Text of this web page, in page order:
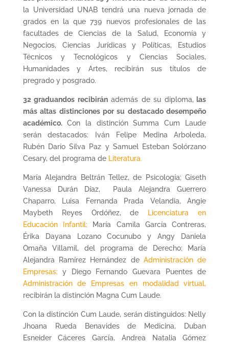
la Universidad UNAB tendrá una nueva jornada de
grados en la que 739 nuevos profesionales de las
facultades de Ciencias de la Salud, Economía y
Negocios, Ciencias Jurídicas y Políticas, Estudios
Técnicos y Tecnológicos y Ciencias Sociales,
Humanidades y Artes, recibirán sus títulos de
pregrado y posgrado.
32 graduandos recibiránademás de su diploma, las
más altas distinciones por su destacado desempeño
académico. Con la distinción Summa Cum Laude
serán destacados: Iván Felipe Medina Arboleda,
Rubén Darío Silva Paz y Samuel Esteban Solórzano
Cesary, del programa de Literatura.
María Alejandra Beltrán Tellez, de Psicología; Giseth
Vanessa Durán Díaz, Paula Alejandra Guerrero
Chaparro, Luisa Fernanda Prada Velandia, Angie
Maybeth Reyes Ordóñez, de
Licenciatura en
Educación Infantil; María Camila García Contreras,
Érika Dayana Lozano Cocunubo y Angy Daniela
Omaña Villamil, del programa de Derecho; María
Alejandra Ramírez Hernández de Administración de
Empresas; y Diego Fernando Guevara Puentes de
Administración de Empresas en modalidad virtual,
recibirán la distinción Magna Cum Laude.
Con la distinción Cum Laude, serán distinguidos: Nelly
Jhoana Rueda Benavides de Medicina, Duban
Esneider Cáceres García, Andrea Natalia Gómez